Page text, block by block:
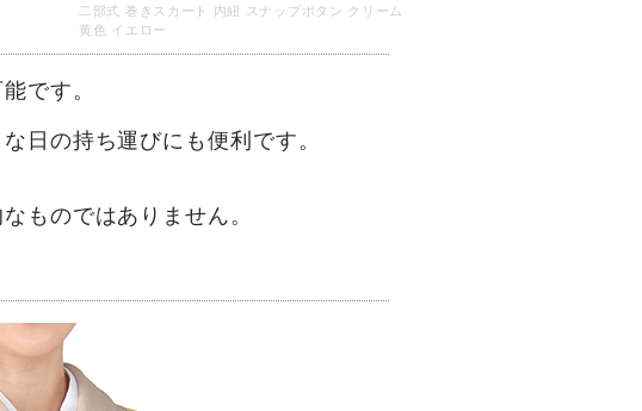
二部式 巻きスカート 内紐 スナップボタン クリーム
黄色 イエロー
です。
日の持ち運びにも便利です。
ものではありません。